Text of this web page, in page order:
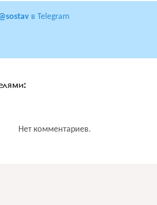
в Telegram
Нет комментариев.